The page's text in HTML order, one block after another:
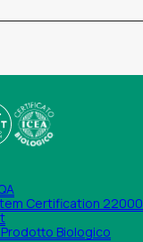
Certification 22000
Biologico